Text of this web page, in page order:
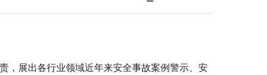
，展出各行业领域近年来安全事故案例警示、安